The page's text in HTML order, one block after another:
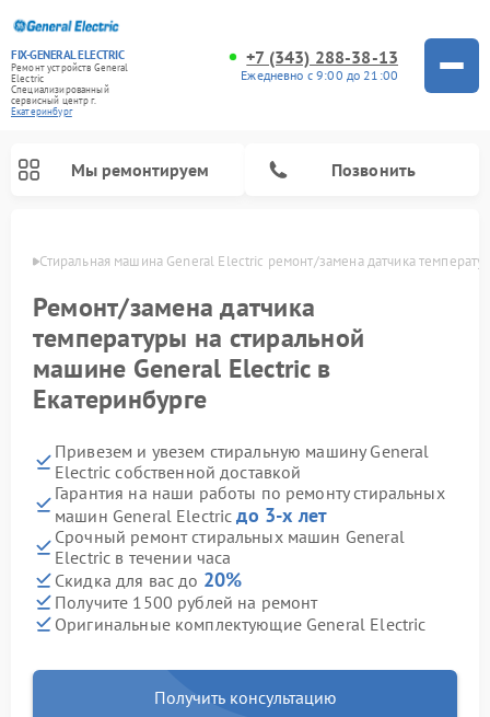
FIX-GENERAL ELECTRIC
Ремонт устройств General
Electric
Специализированный
cервисный центр г.
Екатеринбург
+7 (343) 288-38-13
Ежедневно с 9:00 до 21:00
Мы ремонтируем Позвонить
Стиральная машина General Electric ремонт/замена датчика
Ремонт/замена датчика
температуры на стиральной
машине General Electric в
Екатеринбурге
Привезем и увезем стиральную машину General
Electric собственной доставкой
Гарантия на наши работы по ремонту стиральных
машин General Electricдо 3-х лет
Срочный ремонт стиральных машин General
Electric в течении часа
Скидка для вас до 20%
Получите 1500 рублей на ремонт
Оригинальные комплектующие General Electric
Получить консультацию